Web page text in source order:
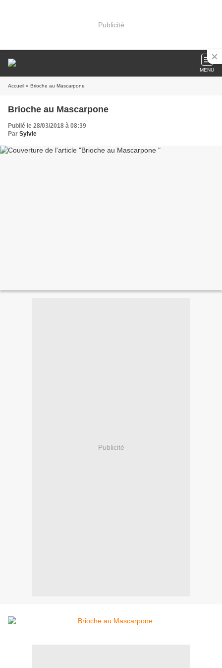
Publicité
MENU
Accueil » Brioche au Mascarpone
Brioche au Mascarpone
Publié le 28/03/2018 à 08:39
Par Sylvie
Publicité